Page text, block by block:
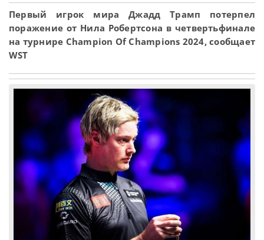
Первый игрок мира Джадд Трамп потерпел
поражение от Нила Робертсона в четвертьфинале
на турнире Champion Of Champions 2024, сообщает
WST